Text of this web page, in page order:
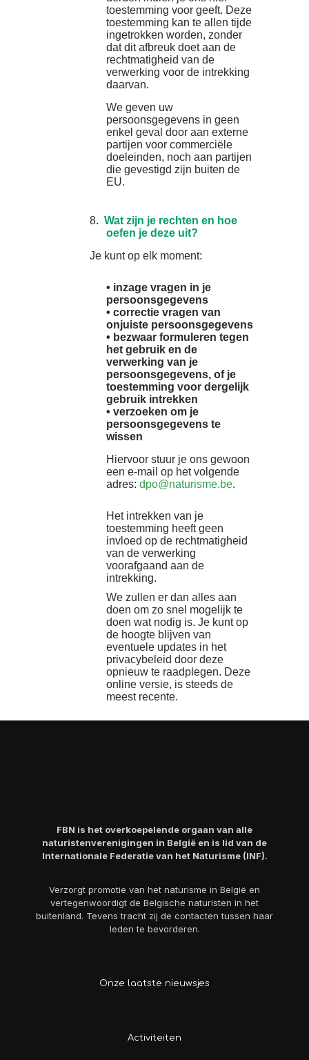
toestemming voor geeft. Deze
toestemming kan te allen tijde
ingetrokken worden, zonder
dat dit afbreuk doet aan de
rechtmatigheid van de
verwerking voor de intrekking
daarvan.
We geven uw
persoonsgegevens in geen
enkel geval door aan externe
partijen voor commerciële
doeleinden, noch aan partijen
die gevestigd zijn buiten de
EU.
8. Wat zijn je rechten en hoe
oefen je deze uit?
Je kunt op elk moment:
• inzage vragen in je
persoonsgegevens
• correctie vragen van
onjuiste persoonsgegevens
• bezwaar formuleren tegen
het gebruik en de
verwerking van je
persoonsgegevens, of je
toestemming voor dergelijk
gebruik intrekken
• verzoeken om je
persoonsgegevens te
wissen
Hiervoor stuur je ons gewoon
een e-mail op het volgende
adres: dpo@naturisme.be.
Het intrekken van je
toestemming heeft geen
invloed op de rechtmatigheid
van de verwerking
voorafgaand aan de
intrekking.
We zullen er dan alles aan
doen om zo snel mogelijk te
doen wat nodig is. Je kunt op
de hoogte blijven van
eventuele updates in het
privacybeleid door deze
opnieuw te raadplegen. Deze
online versie, is steeds de
meest recente.
FBN is het overkoepelende orgaan van alle
naturistenverenigingen in België en is lid van de
Internationale Federatie van het Naturisme (INF).
Verzorgt promotie van het naturisme in België en
vertegenwoordigt de Belgische naturisten in het
buitenland. Tevens tracht zij de contacten tussen haar
leden te bevorderen.
Onze laatste nieuwsjes
Activiteiten